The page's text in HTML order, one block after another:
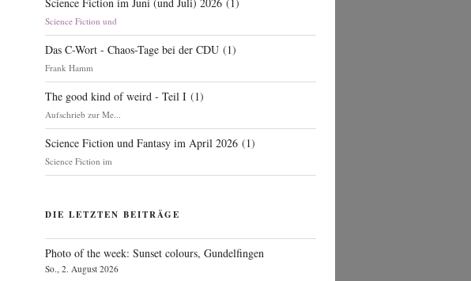
Science Fiction im Juni (und Juli) 2026 (1)
Science Fiction und
Das C-Wort - Chaos-Tage bei der CDU (1)
Frank Hamm
The good kind of weird - Teil I (1)
Aufschrieb zur Me...
Science Fiction und Fantasy im April 2026 (1)
Science Fiction im
DIE LETZTEN BEITRÄGE
Photo of the week: Sunset colours, Gundelfingen
So., 2. August 2026